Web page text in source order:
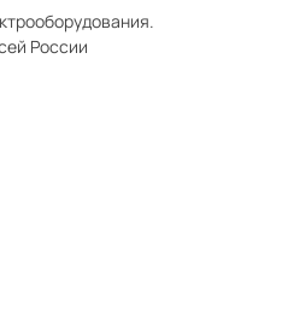
России